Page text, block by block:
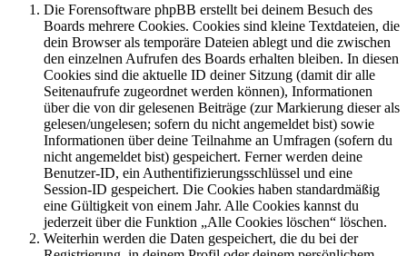
Die Forensoftware phpBB erstellt bei deinem Besuch des
Boards mehrere Cookies. Cookies sind kleine Textdateien, die
dein Browser als temporäre Dateien ablegt und die zwischen
den einzelnen Aufrufen des Boards erhalten bleiben. In diesen
Cookies sind die aktuelle ID deiner Sitzung (damit dir alle
Seitenaufrufe zugeordnet werden können), Informationen
über die von dir gelesenen Beiträge (zur Markierung dieser als
gelesen/ungelesen; sofern du nicht angemeldet bist) sowie
Informationen über deine Teilnahme an Umfragen (sofern du
nicht angemeldet bist) gespeichert. Ferner werden deine
Benutzer-ID, ein Authentifizierungsschlüssel und eine
Session-ID gespeichert. Die Cookies haben standardmäßig
eine Gültigkeit von einem Jahr. Alle Cookies kannst du
jederzeit über die Funktion „Alle Cookies löschen“ löschen.
Weiterhin werden die Daten gespeichert, die du bei der